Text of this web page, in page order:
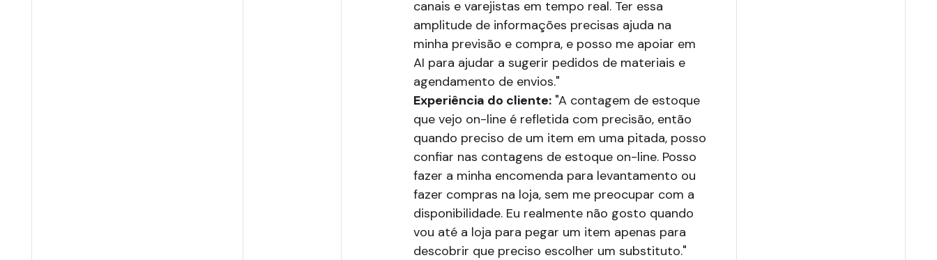
canais e varejistas em tempo real. Ter essa
amplitude de informações precisas ajuda na
minha previsão e compra, e posso me apoiar em
AI para ajudar a sugerir pedidos de materiais e
agendamento de envios."
Experiência do cliente:"A contagem de estoque
que vejo on-line é refletida com precisão, então
quando preciso de um item em uma pitada, posso
confiar nas contagens de estoque on-line. Posso
fazer a minha encomenda para levantamento ou
fazer compras na loja, sem me preocupar com a
disponibilidade. Eu realmente não gosto quando
vou até a loja para pegar um item apenas para
descobrir que preciso escolher um substituto."